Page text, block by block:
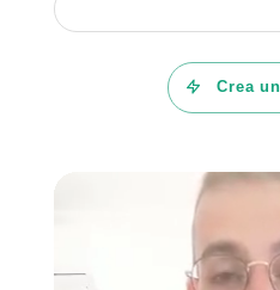
per team di
call center,
aggiungere
di supporto
statistiche